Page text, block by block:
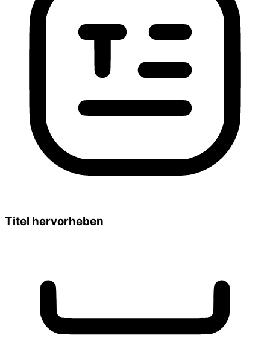
Titel hervorheben